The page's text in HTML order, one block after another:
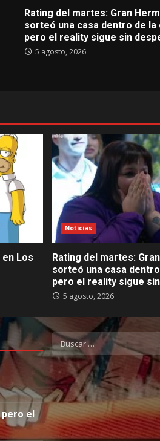
Rating del martes: Gran
sorteó una casa dentro de la
pero el reality sigue sin
5 agosto, 2026
en Los
Noticias
Rating del martes:
sorteó una casa
pero el reality sigue
5 agosto, 2026
pero el
Buscar: